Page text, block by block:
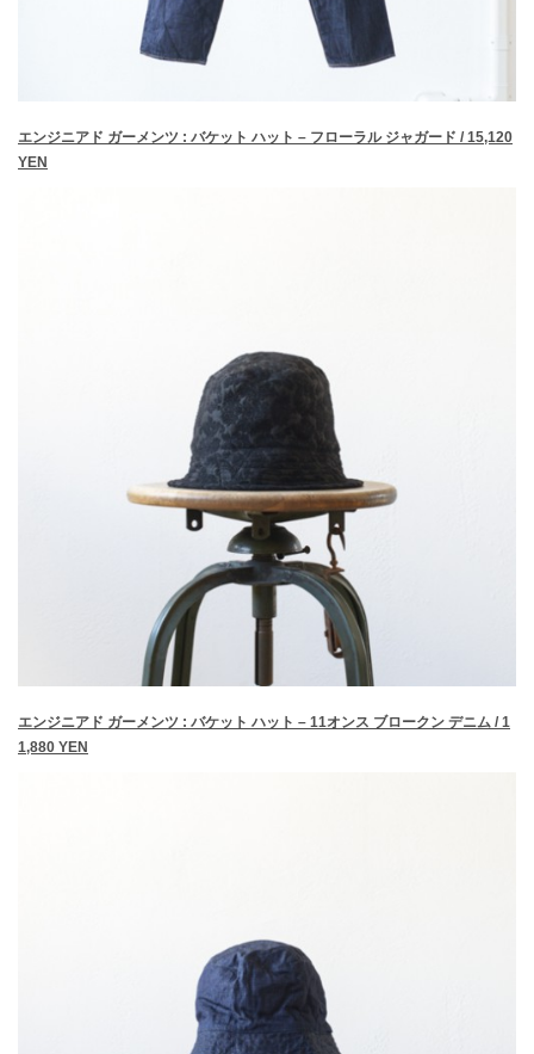
エンジニアド ガーメンツ : バケット ハット – フローラル ジャガード / 15,120
YEN
エンジニアド ガーメンツ : バケット ハット – 11オンス ブロークン デニム / 1
1,880 YEN